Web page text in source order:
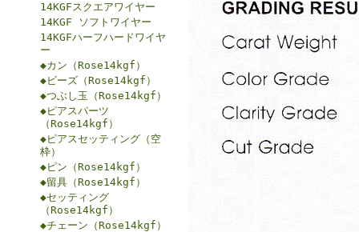
14KGFスクエアワイヤー
14KGF ソフトワイヤー
14KGFハーフハードワイヤ
ー
◆カン（Rose14kgf）
◆ビーズ（Rose14kgf）
◆つぶし玉（Rose14kgf）
◆ピアスパーツ
（Rose14kgf）
◆ピアスセッティング（空
枠）
◆ピン（Rose14kgf）
◆留具（Rose14kgf）
◆セッティング
（Rose14kgf）
◆チェーン（Rose14kgf）